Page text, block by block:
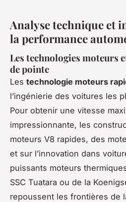
Analyse technique et
la performance
Les technologies moteurs
de pointe
Les technologie moteurs
l’ingénierie des voitures les
Pour obtenir une vitesse
impressionnante, les
moteurs V8 rapides, des
et sur l’innovation dans
puissants moteurs
SSC Tuatara ou de la
repoussent les frontières de